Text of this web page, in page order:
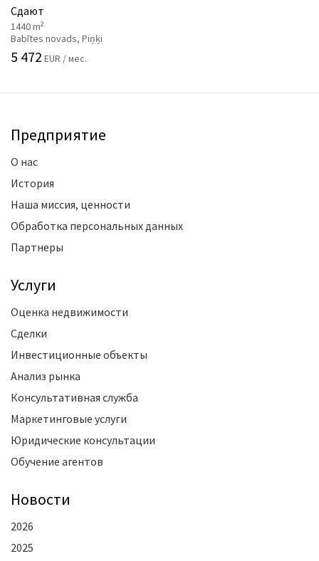
Сдают
1440 m2
Babītes novads, Piņķi
5 472 EUR / мес.
Предприятие
О нас
История
Наша миссия, ценности
Обработка персональных данных
Партнеры
Услуги
Оценка недвижимости
Сделки
Инвестиционные объекты
Анализ рынка
Консультативная служба
Маркетинговые услуги
Юридические консультации
Обучение агентов
Новости
2026
2025